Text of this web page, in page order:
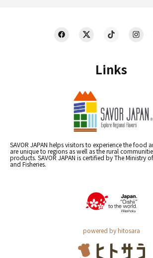
Links
SAVOR JAPAN helps visitors to experience the food
are unique to regions as well as the rural
products. SAVOR JAPAN is certified by The Ministry
and Fisheries.
powered by hitosara